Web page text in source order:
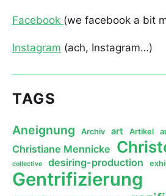
Facebook (we facebook a bit
Instagram (ach, Instagram…)
TAGS
Aneignung Archiv art Artikel
Christiane Mennicke
collective desiring-production
Gentrifizierung